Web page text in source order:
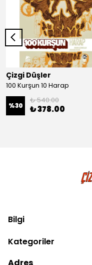
Çizgi Düşler
100 Kurşun 10 Harap
%30
₺ 540.00
₺ 378.00
Bilgi
Kategoriler